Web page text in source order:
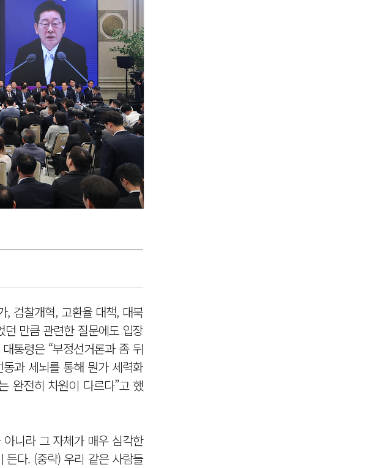
, 검찰개혁, 고환율 대책, 대북
만큼 관련한 질문에도 입장
통령은 “부정선거론과 좀 뒤
과 세뇌를 통해 뭔가 세력화
완전히 차원이 다르다”고 했
니라 그 자체가 매우 심각한
든다. (중략) 우리 같은 사람들